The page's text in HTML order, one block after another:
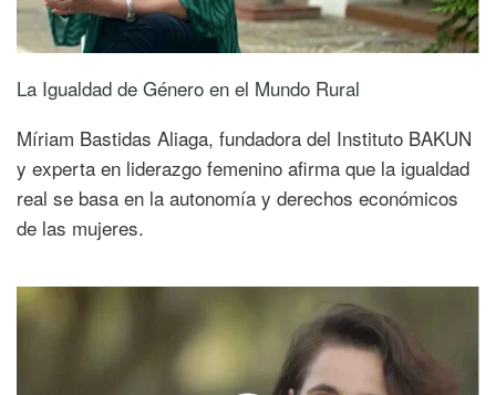
La Igualdad de Género en el Mundo Rural
Míriam Bastidas Aliaga, fundadora del Instituto BAKUN
y experta en liderazgo femenino afirma que la igualdad
real se basa en la autonomía y derechos económicos
de las mujeres.